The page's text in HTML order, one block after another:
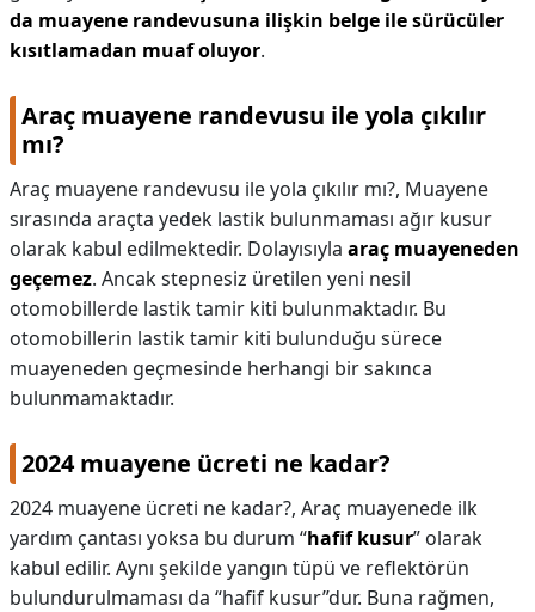
da muayene randevusuna ilişkin belge ile sürücüler
kısıtlamadan muaf oluyor.
Araç muayene randevusu ile yola çıkılır
mı?
Araç muayene randevusu ile yola çıkılır mı?, Muayene
sırasında araçta yedek lastik bulunmaması ağır kusur
olarak kabul edilmektedir. Dolayısıyla araç muayeneden
geçemez. Ancak stepnesiz üretilen yeni nesil
otomobillerde lastik tamir kiti bulunmaktadır. Bu
otomobillerin lastik tamir kiti bulunduğu sürece
muayeneden geçmesinde herhangi bir sakınca
bulunmamaktadır.
2024 muayene ücreti ne kadar?
2024 muayene ücreti ne kadar?, Araç muayenede ilk
yardım çantası yoksa bu durum “hafif kusur” olarak
kabul edilir. Aynı şekilde yangın tüpü ve reflektörün
bulundurulmaması da “hafif kusur”dur. Buna rağmen,